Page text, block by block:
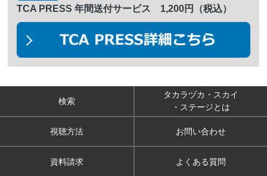
TCA PRESS 年間送付サービス 1,200円（税込）
検索
タカラヅカ・スカイ
・ステージとは
視聴方法 お問い合わせ
資料請求 よくある質問